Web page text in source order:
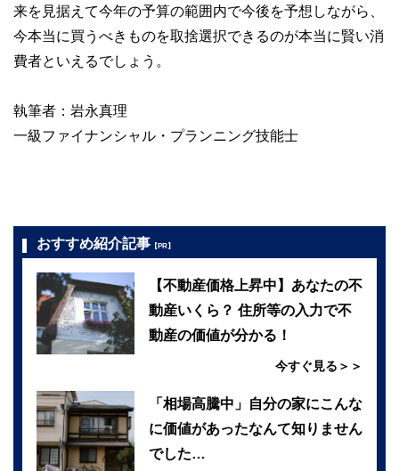
来を見据えて今年の予算の範囲内で今後を予想しながら、
今本当に買うべきものを取捨選択できるのが本当に賢い消
費者といえるでしょう。
執筆者：岩永真理
一級ファイナンシャル・プランニング技能士
おすすめ紹介記事 【PR】
【不動産価格上昇中】あなたの不
動産いくら？ 住所等の入力で不
動産の価値が分かる！
今すぐ見る＞＞
「相場高騰中」自分の家にこんな
に価値があったなんて知りません
でした…